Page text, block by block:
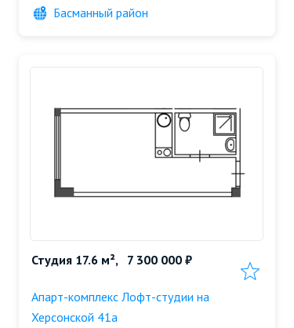
Басманный район
Студия 17.6 м², 7 300 000 ₽
Апарт-комплекс Лофт-студии на
Херсонской 41а